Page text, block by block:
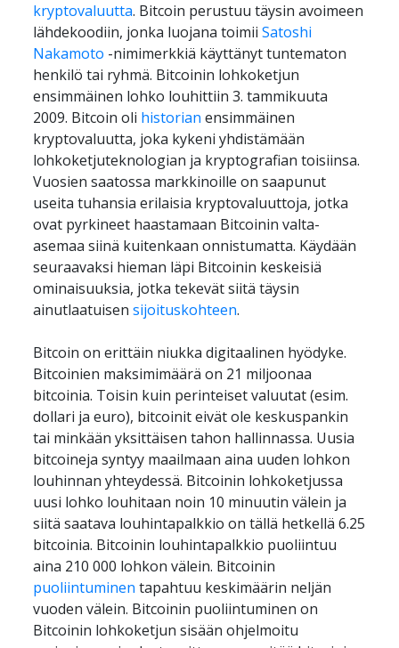
kryptovaluutta. Bitcoin perustuu täysin avoimeen
lähdekoodiin, jonka luojana toimii Satoshi
Nakamoto -nimimerkkiä käyttänyt tuntematon
henkilö tai ryhmä. Bitcoinin lohkoketjun
ensimmäinen lohko louhittiin 3. tammikuuta
2009. Bitcoin oli historian ensimmäinen
kryptovaluutta, joka kykeni yhdistämään
lohkoketjuteknologian ja kryptografian toisiinsa.
Vuosien saatossa markkinoille on saapunut
useita tuhansia erilaisia kryptovaluuttoja, jotka
ovat pyrkineet haastamaan Bitcoinin valta-
asemaa siinä kuitenkaan onnistumatta. Käydään
seuraavaksi hieman läpi Bitcoinin keskeisiä
ominaisuuksia, jotka tekevät siitä täysin
ainutlaatuisen sijoituskohteen.
Bitcoin on erittäin niukka digitaalinen hyödyke.
Bitcoinien maksimimäärä on 21 miljoonaa
bitcoinia. Toisin kuin perinteiset valuutat (esim.
dollari ja euro), bitcoinit eivät ole keskuspankin
tai minkään yksittäisen tahon hallinnassa. Uusia
bitcoineja syntyy maailmaan aina uuden lohkon
louhinnan yhteydessä. Bitcoinin lohkoketjussa
uusi lohko louhitaan noin 10 minuutin välein ja
siitä saatava louhintapalkkio on tällä hetkellä 6.25
bitcoinia. Bitcoinin louhintapalkkio puoliintuu
puoliintuminen tapahtuu keskimäärin neljän
vuoden välein. Bitcoinin puoliintuminen on
Bitcoinin lohkoketjun sisään ohjelmoitu